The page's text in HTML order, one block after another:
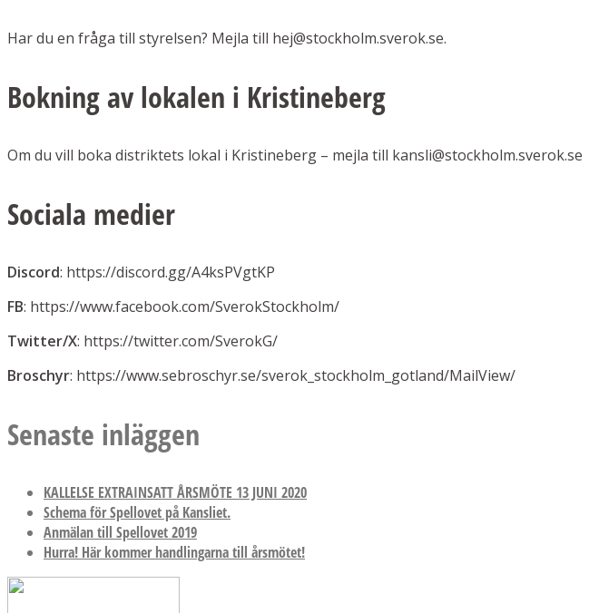
Har du en fråga till styrelsen? Mejla till hej@stockholm.sverok.se.
Bokning av lokalen i Kristineberg
Om du vill boka distriktets lokal i Kristineberg – mejla till kansli@stockholm.sverok.se
Sociala medier
Discord: https://discord.gg/A4ksPVgtKP
FB: https://www.facebook.com/SverokStockholm/
Twitter/X: https://twitter.com/SverokG/
Broschyr: https://www.sebroschyr.se/sverok_stockholm_gotland/MailView/
Senaste inläggen
KALLELSE EXTRAINSATT ÅRSMÖTE 13 JUNI 2020
Schema för Spellovet på Kansliet.
Anmälan till Spellovet 2019
Hurra! Här kommer handlingarna till årsmötet!